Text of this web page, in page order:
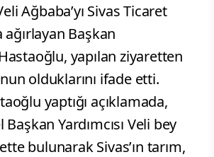
Ağbaba’yı Sivas Ticaret
ağırlayan Başkan
yapılan ziyaretten
olduklarını ifade etti.
yaptığı açıklamada,
Başkan Yardımcısı Veli bey
bulunarak Sivas’ın tarım,